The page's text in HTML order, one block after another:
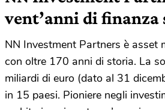
vent’anni di finanza
NN Investment Partners è asset
con oltre 170 anni di storia. La
miliardi di euro (dato al 31
in 15 paesi. Pioniere negli